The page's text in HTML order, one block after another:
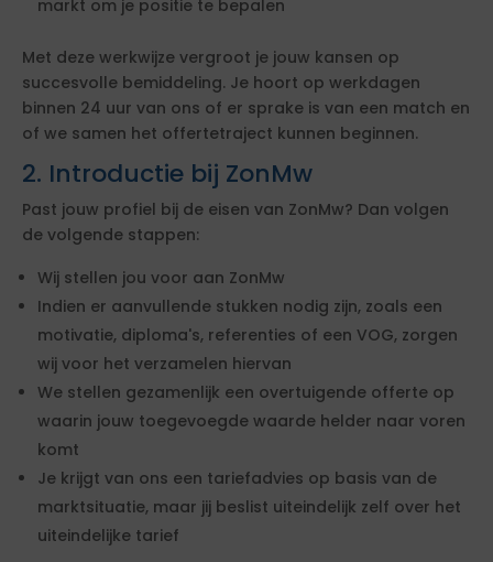
markt om je positie te bepalen
Met deze werkwijze vergroot je jouw kansen op
succesvolle bemiddeling. Je hoort op werkdagen
binnen 24 uur van ons of er sprake is van een match en
of we samen het offertetraject kunnen beginnen.
2. Introductie bij ZonMw
Past jouw profiel bij de eisen van ZonMw? Dan volgen
de volgende stappen:
Wij stellen jou voor aan ZonMw
Indien er aanvullende stukken nodig zijn, zoals een
motivatie, diploma's, referenties of een VOG, zorgen
wij voor het verzamelen hiervan
We stellen gezamenlijk een overtuigende offerte op
waarin jouw toegevoegde waarde helder naar voren
komt
Je krijgt van ons een tariefadvies op basis van de
marktsituatie, maar jij beslist uiteindelijk zelf over het
uiteindelijke tarief